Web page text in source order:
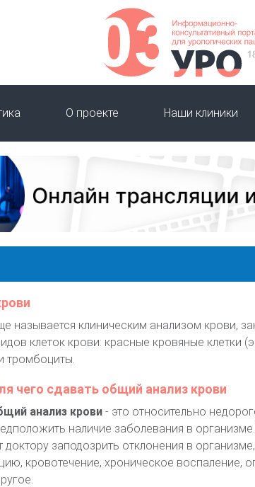
О проекте Наши клиники
называется клиническим анализом крови,
клеток крови: красные кровяные клетки
тромбоциты.
чего сдавать общий анализ крови
анализ крови- это относительно
наличие заболевания в
заподозрить отклонения в
кровотечение, хроническое воспаление,